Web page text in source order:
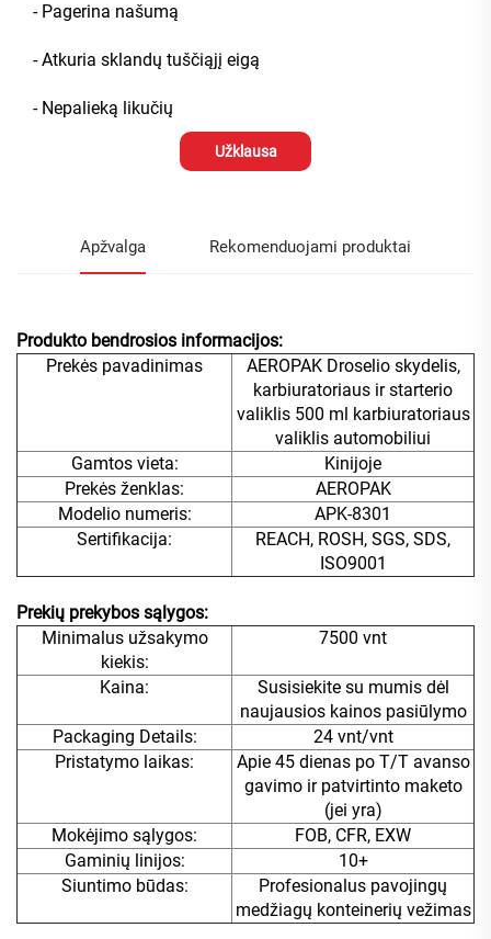
- Pagerina našumą
- Atkuria sklandų tuščiąjį eigą
- Nepalieką likučių
Užklausa
Apžvalga Rekomenduojami produktai
Produkto bendrosios informacijos:
Prekės pavadinimas
AEROPAK Droselio skydelis,
karbiuratoriaus ir starterio
valiklis 500 ml karbiuratoriaus
valiklis automobiliui
Gamtos vieta:
Kinijoje
Prekės ženklas:
AEROPAK
Modelio numeris:
APK-8301
Sertifikacija:
REACH, ROSH, SGS, SDS,
ISO9001
Prekių prekybos sąlygos:
Minimalus užsakymo
kiekis:
7500 vnt
Kaina:
Susisiekite su mumis dėl
naujausios kainos pasiūlymo
Packaging Details:
24 vnt/vnt
Pristatymo laikas:
Apie 45 dienas po T/T avanso
gavimo ir patvirtinto maketo
(jei yra)
Mokėjimo sąlygos:
FOB, CFR, EXW
Gaminių linijos:
10+
Siuntimo būdas:
Profesionalus pavojingų
medžiagų konteinerių vežimas